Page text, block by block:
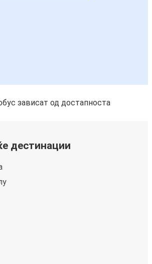
зависат од достапноста
дестинации